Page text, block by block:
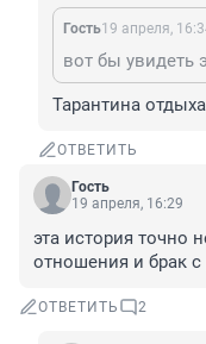
Гость19 апреля,
вот бы увидеть
Тарантина
ОТВЕТИТЬ
Гость
19 апреля, 16:29
эта история точно
отношения и брак
ОТВЕТИТЬ 2